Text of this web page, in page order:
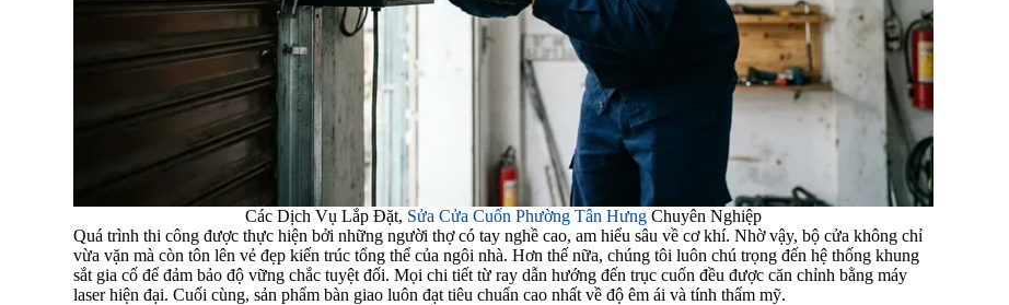
Các Dịch Vụ Lắp Đặt, Sửa Cửa Cuốn Phường Tân Hưng Chuyên Nghiệp
Quá trình thi công được thực hiện bởi những người thợ có tay nghề cao, am hiểu sâu về cơ khí. Nhờ vậy, bộ cửa không chỉ
vừa vặn mà còn tôn lên vẻ đẹp kiến trúc tổng thể của ngôi nhà. Hơn thế nữa, chúng tôi luôn chú trọng đến hệ thống khung
sắt gia cố để đảm bảo độ vững chắc tuyệt đối. Mọi chi tiết từ ray dẫn hướng đến trục cuốn đều được căn chỉnh bằng máy
laser hiện đại. Cuối cùng, sản phẩm bàn giao luôn đạt tiêu chuẩn cao nhất về độ êm ái và tính thẩm mỹ.